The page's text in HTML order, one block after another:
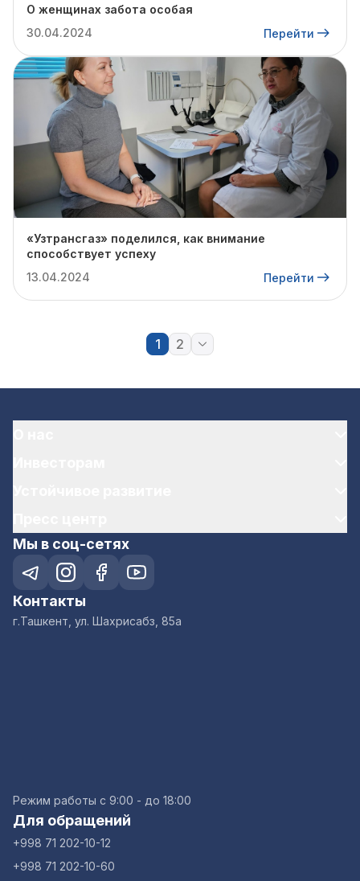
О женщинах забота особая
30.04.2024
Перейти
«Узтрансгаз» поделился, как внимание
способствует успеху
13.04.2024
Перейти
1 2
Мы в соц-сетях
Контакты
г.Ташкент, ул. Шахрисабз, 85а
Режим работы с 9:00 - до 18:00
Для обращений
+998 71 202-10-12
+998 71 202-10-60